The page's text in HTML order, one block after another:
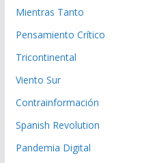
Mientras Tanto
Pensamiento Crítico
Tricontinental
Viento Sur
Contrainformación
Spanish Revolution
Pandemia Digital